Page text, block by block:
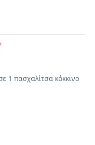
1 πασχαλίτσα κόκκινο